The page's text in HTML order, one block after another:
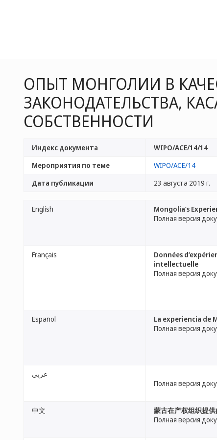
ОПЫТ МОНГОЛИИ В
ЗАКОНОДАТЕЛЬСТВА,
СОБСТВЕННОСТИ
Индекс документа
WIPO/ACE/14/14
Мероприятия по теме
WIPO/ACE/14
Дата публикации
23 августа 2019 г.
English
Mongolia’s
Полная версия
Français
Données
intellectuelle
Полная версия
Español
La experiencia de
Полная версия
عربي
Полная версия
中文
蒙古在产权组织提
Полная версия